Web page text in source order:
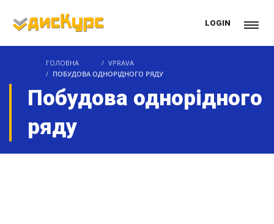
LOGIN
ГОЛОВНА
VPRAVA
ПОБУДОВА ОДНОРІДНОГО РЯДУ
Побудова однорідного
ряду